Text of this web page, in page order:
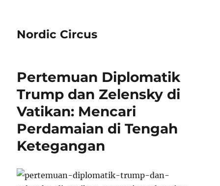
Nordic Circus
Pertemuan Diplomatik
Trump dan Zelensky di
Vatikan: Mencari
Perdamaian di Tengah
Ketegangan